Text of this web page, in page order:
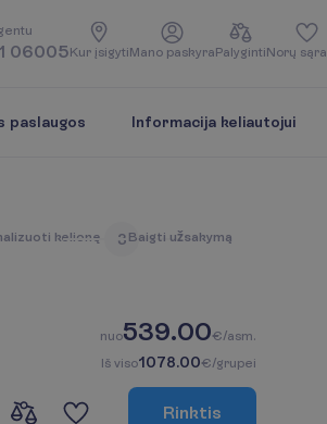
entu
06005Kur įsigytiMano paskyraPalygintiNorų sąra
paslaugos Informacija keliautojui
alizuoti kelionę 3 Baigti užsakymą
nuo539.00€/asm.
Iš viso1078.00€/grupei
Rinktis